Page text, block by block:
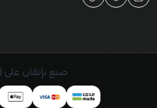
صنع بإتقان على | 2026